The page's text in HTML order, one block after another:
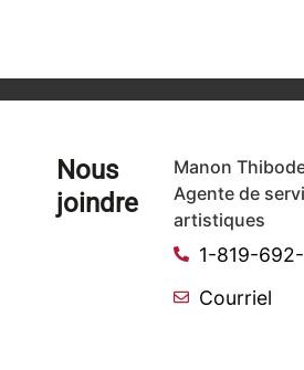
Nous
joindre
Manon
Agente de
artistiques
1-819-
Courriel